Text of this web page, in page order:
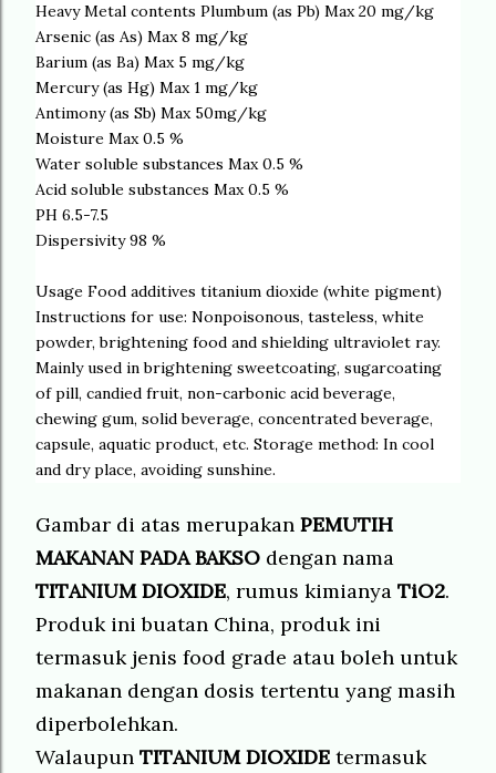
Heavy Metal contents Plumbum (as Pb) Max 20 mg/kg
Arsenic (as As) Max 8 mg/kg
Barium (as Ba) Max 5 mg/kg
Mercury (as Hg) Max 1 mg/kg
Antimony (as Sb) Max 50mg/kg
Moisture Max 0.5 %
Water soluble substances Max 0.5 %
Acid soluble substances Max 0.5 %
PH 6.5-7.5
Dispersivity 98 %
Usage Food additives titanium dioxide (white pigment)
Instructions for use: Nonpoisonous, tasteless, white
powder, brightening food and shielding ultraviolet ray.
Mainly used in brightening sweetcoating, sugarcoating
of pill, candied fruit, non-carbonic acid beverage,
chewing gum, solid beverage, concentrated beverage,
capsule, aquatic product, etc. Storage method: In cool
and dry place, avoiding sunshine.
Gambar di atas merupakan PEMUTIH
MAKANAN PADA BAKSO dengan nama
TITANIUM DIOXIDE, rumus kimianya TiO2.
Produk ini buatan China, produk ini
termasuk jenis food grade atau boleh untuk
makanan dengan dosis tertentu yang masih
diperbolehkan.
Walaupun TITANIUM DIOXIDE termasuk